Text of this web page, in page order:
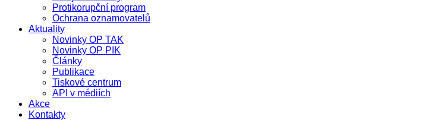
Protikorupční program
Ochrana oznamovatelů
Aktuality
Novinky OP TAK
Novinky OP PIK
Články
Publikace
Tiskové centrum
API v médiích
Akce
Kontakty